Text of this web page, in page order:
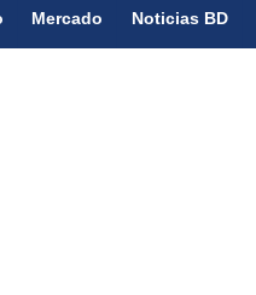
Mercado Noticias BD